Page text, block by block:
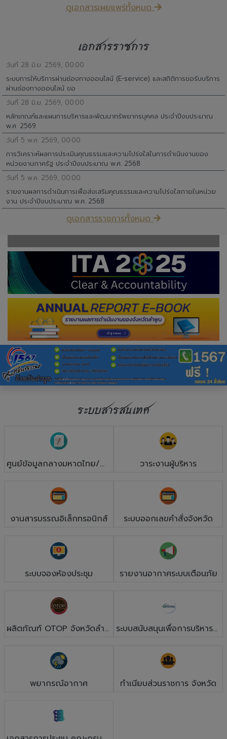
ดูเอกสารเผยแพร่ทั้งหมด
เอกสารราชการ
วันที่ 28 มิ.ย. 2569, 00:00
ระบบการให้บริการผ่านช่องทางออนไลน์ (E-service) และสถิติการขอรับบริการ
ผ่านช่องทางออนไลน์ ขอ
วันที่ 28 มิ.ย. 2569, 00:00
หลักเกณฑ์และแผนการบริหารและพัฒนาทรัพยากรบุคคล ประจำปีงบประมาณ
พ.ศ. 2569
วันที่ 5 พ.ค. 2569, 00:00
การวิเคราะห์ผลการประเมินคุณธรรมและความโปร่งใสในการดำเนินงานของ
หน่วยงานภาครัฐ ประจำปีงบประมาณ พ.ศ. 2568
วันที่ 5 พ.ค. 2569, 00:00
รายงานผลการดำเนินการเพื่อส่งเสริมคุณธรรมและความโปร่งใสภายในหน่วย
งาน ประจำปีงบประมาณ พ.ศ. 2568
ดูเอกสารราชการทั้งหมด
ระบบสารสนเทศ
ศูนย์ข้อมูลกลางมหาดไทย/ลำพูน วาระงานผู้บริหาร
งานสารบรรณอิเล็กทรอนิกส์ ระบบออกเลขคำสั่งจังหวัด
ระบบจองห้องประชุม รายงานอากาศระบบเตือนภัย
ผลิตภัณฑ์ OTOP จังหวัดลำพูน ระบบสนับสนุนเพื่อการบริหารจัดการพื้นที่ภัยพิบัติ
พยากรณ์อากาศ ทำเนียบส่วนราชการ จังหวัด